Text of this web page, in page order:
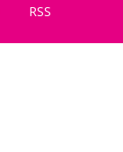
RSS